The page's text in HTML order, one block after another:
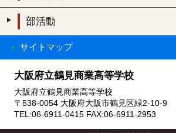
部活動
サイトマップ
大阪府立鶴見商業高等学校
大阪府立鶴見商業高等学校
〒538-0054 大阪府大阪市鶴見区緑2-10-9
TEL:06-6911-0415 FAX:06-6911-2953